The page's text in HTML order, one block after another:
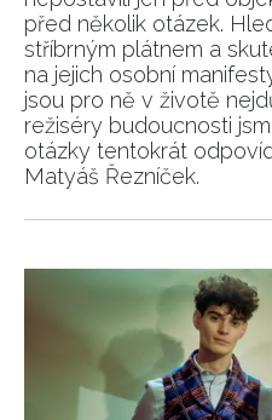
před několik otázek.
stříbrným plátnem a
na jejich osobní
jsou pro ně v životě
režiséry budoucnosti
otázky tentokrát
Matyáš Řezníček.